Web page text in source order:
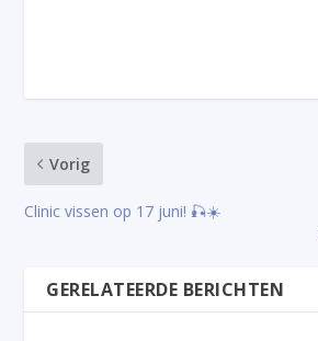
Vorig
Clinic vissen op 17 juni! 🎣☀️
GERELATEERDE BERICHTEN